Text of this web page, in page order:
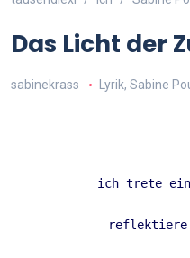
Das Licht der
sabinekrass Lyrik, Sabine
ich trete
reflektiere